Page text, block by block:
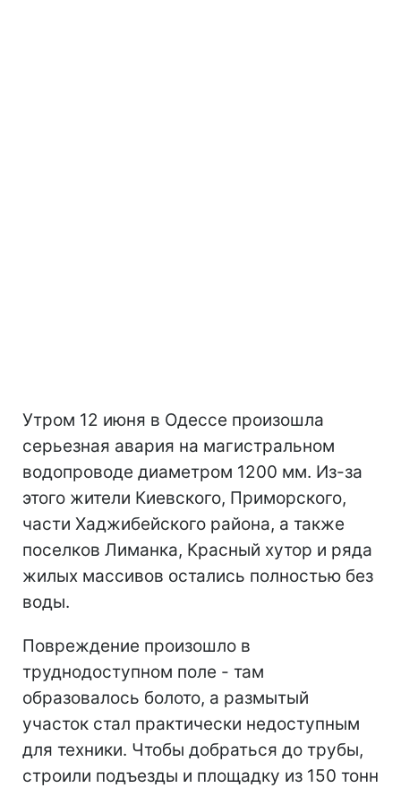
Утром 12 июня в Одессе произошла
серьезная авария на магистральном
водопроводе диаметром 1200 мм. Из-за
этого жители Киевского, Приморского,
части Хаджибейского района, а также
поселков Лиманка, Красный хутор и ряда
жилых массивов остались полностью без
воды.
Повреждение произошло в
труднодоступном поле - там
образовалось болото, а размытый
участок стал практически недоступным
для техники. Чтобы добраться до трубы,
строили подъезды и площадку из 150 тонн